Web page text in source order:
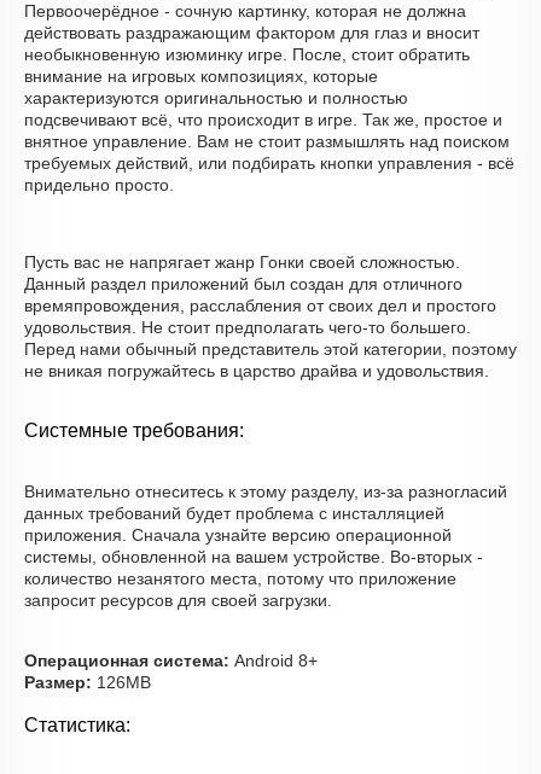
Первоочерёдное - сочную картинку, которая не должна
действовать раздражающим фактором для глаз и вносит
необыкновенную изюминку игре. После, стоит обратить
внимание на игровых композициях, которые
характеризуются оригинальностью и полностью
подсвечивают всё, что происходит в игре. Так же, простое и
внятное управление. Вам не стоит размышлять над поиском
требуемых действий, или подбирать кнопки управления - всё
придельно просто.
Пусть вас не напрягает жанр Гонки своей сложностью.
Данный раздел приложений был создан для отличного
времяпровождения, расслабления от своих дел и простого
удовольствия. Не стоит предполагать чего-то большего.
Перед нами обычный представитель этой категории, поэтому
не вникая погружайтесь в царство драйва и удовольствия.
Системные требования:
Внимательно отнеситесь к этому разделу, из-за разногласий
данных требований будет проблема с инсталляцией
приложения. Сначала узнайте версию операционной
системы, обновленной на вашем устройстве. Во-вторых -
количество незанятого места, потому что приложение
запросит ресурсов для своей загрузки.
Операционная система: Android 8+
Размер: 126MB
Статистика: